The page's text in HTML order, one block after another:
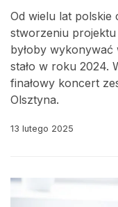
Od wielu lat polskie
stworzeniu
byłoby
stało w roku 2024.
finałowy koncert
Olsztyna.
13 lutego 2025